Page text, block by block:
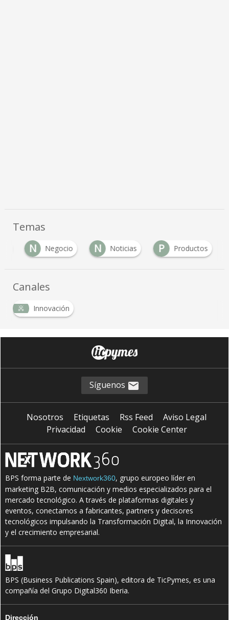
Temas
N Negocio N Noticias P Productos
Canales
Innovación
Síguenos
Nosotros Etiquetas Rss Feed
Aviso Legal
Privacidad
Cookie Cookie Center
BPS forma parte de Nextwork360, grupo europeo líder en
marketing B2B, comunicación y medios especializados para el
mercado tecnológico. A través de plataformas digitales y
eventos, conectamos a fabricantes, partners y decisores
tecnológicos impulsando la Transformación Digital, la Innovación
y el crecimiento empresarial.
BPS (Business Publications Spain), editora de TicPymes, es una
compañía del Grupo Digital360 Iberia.
Dirección